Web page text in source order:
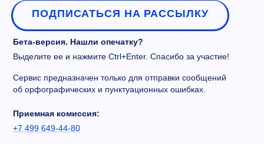
ПОДПИСАТЬСЯ НА РАССЫЛКУ
Бета-версия. Нашли опечатку?
Выделите ее и нажмите Ctrl+Enter. Спасибо за участие!
Сервис предназначен только для отправки сообщений
об орфографических и пунктуационных ошибках.
Приемная комиссия:
+7 499 649-44-80